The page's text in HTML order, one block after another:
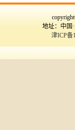
地址：中国
津ICP备